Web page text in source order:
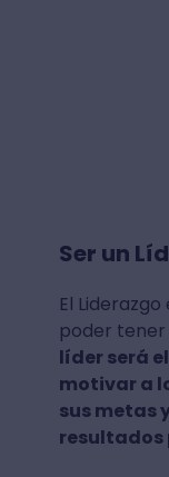
Ser un
El
poder tener
líder será
motivar a
sus metas
resultados